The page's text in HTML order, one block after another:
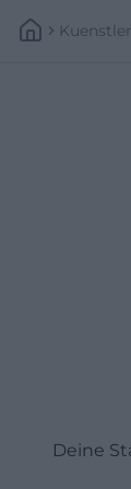
Kuenstler
Deine